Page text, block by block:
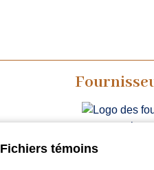
Fichiers témoins